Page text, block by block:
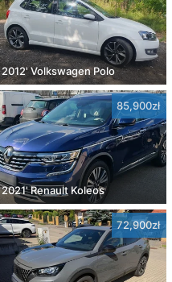
2012' Volkswagen Polo
85,900zł
2021' Renault Koleos
72,900zł